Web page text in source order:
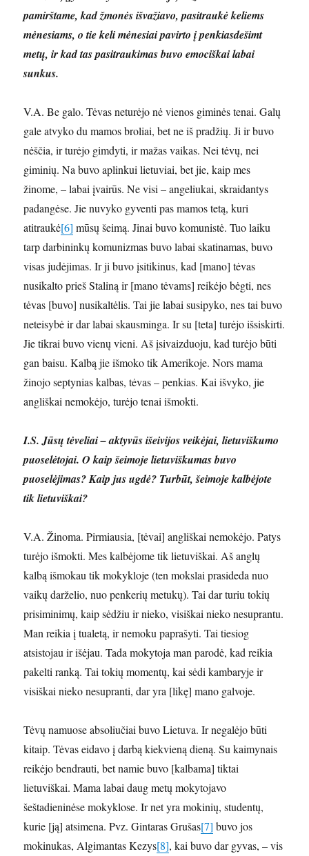
pamirštame, kad žmonės išvažiavo, pasitraukė keliems
mėnesiams, o tie keli mėnesiai pavirto į penkiasdešimt
metų, ir kad tas pasitraukimas buvo emociškai labai
sunkus.
V.A. Be galo. Tėvas neturėjo nė vienos giminės tenai. Galų
gale atvyko du mamos broliai, bet ne iš pradžių. Ji ir buvo
nėščia, ir turėjo gimdyti, ir mažas vaikas. Nei tėvų, nei
giminių. Na buvo aplinkui lietuviai, bet jie, kaip mes
žinome, – labai įvairūs. Ne visi – angeliukai, skraidantys
padangėse. Jie nuvyko gyventi pas mamos tetą, kuri
atitraukė[6] mūsų šeimą. Jinai buvo komunistė. Tuo laiku
tarp darbininkų komunizmas buvo labai skatinamas, buvo
visas judėjimas. Ir ji buvo įsitikinus, kad [mano] tėvas
nusikalto prieš Staliną ir [mano tėvams] reikėjo bėgti, nes
tėvas [buvo] nusikaltėlis. Tai jie labai susipyko, nes tai buvo
neteisybė ir dar labai skausminga. Ir su [teta] turėjo išsiskirti.
Jie tikrai buvo vienų vieni. Aš įsivaizduoju, kad turėjo būti
gan baisu. Kalbą jie išmoko tik Amerikoje. Nors mama
žinojo septynias kalbas, tėvas – penkias. Kai išvyko, jie
angliškai nemokėjo, turėjo tenai išmokti.
I.S. Jūsų tėveliai – aktyvūs išeivijos veikėjai, lietuviškumo
puoselėtojai. O kaip šeimoje lietuviškumas buvo
puoselėjimas? Kaip jus ugdė? Turbūt, šeimoje kalbėjote
tik lietuviškai?
V.A. Žinoma. Pirmiausia, [tėvai] angliškai nemokėjo. Patys
turėjo išmokti. Mes kalbėjome tik lietuviškai. Aš anglų
kalbą išmokau tik mokykloje (ten mokslai prasideda nuo
vaikų darželio, nuo penkerių metukų). Tai dar turiu tokių
prisiminimų, kaip sėdžiu ir nieko, visiškai nieko nesuprantu.
Man reikia į tualetą, ir nemoku paprašyti. Tai tiesiog
atsistojau ir išėjau. Tada mokytoja man parodė, kad reikia
pakelti ranką. Tai tokių momentų, kai sėdi kambaryje ir
visiškai nieko nesupranti, dar yra [likę] mano galvoje.
Tėvų namuose absoliučiai buvo Lietuva. Ir negalėjo būti
kitaip. Tėvas eidavo į darbą kiekvieną dieną. Su kaimynais
reikėjo bendrauti, bet namie buvo [kalbama] tiktai
lietuviškai. Mama labai daug metų mokytojavo
šeštadieninėse mokyklose. Ir net yra mokinių, studentų,
kurie [ją] atsimena. Pvz. Gintaras Grušas[7] buvo jos
mokinukas, Algimantas Kezys[8], kai buvo dar gyvas, – vis